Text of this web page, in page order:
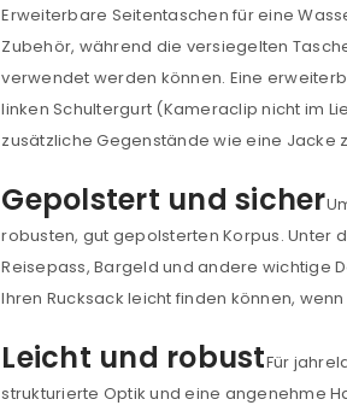
PASSWORT VERGESSEN?
Erweiterbare Seitentaschen für eine
Zubehör, während die versiegelten
verwendet werden können. Eine
linken Schultergurt (Kameraclip nicht im
zusätzliche Gegenstände wie eine Jacke
Gepolstert und sicher
robusten, gut gepolsterten Korpus. Unter
Reisepass, Bargeld und andere wichtige
Ihren Rucksack leicht finden können,
Leicht und robustFür
strukturierte Optik und eine angenehme